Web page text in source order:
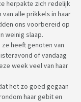
herpakte zich redelijk
alle prikkels in haar
ons voorbereid op
weinig slaap.
heeft genoten van
of vandaag
week veel van haar
het zo goed gegaan
haar gebit en